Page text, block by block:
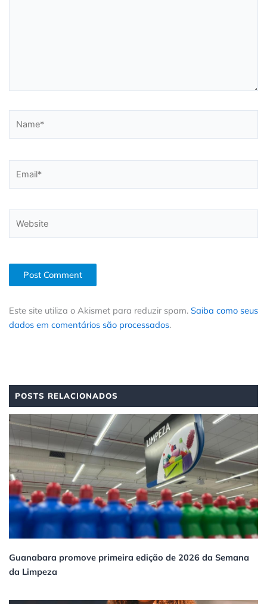
Este site utiliza o Akismet para reduzir spam. Saiba como seus
dados em comentários são processados.
POSTS RELACIONADOS
Guanabara promove primeira edição de 2026 da Semana
da Limpeza